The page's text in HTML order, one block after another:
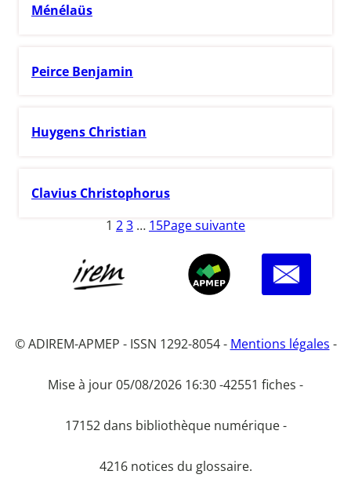
Ménélaüs
Peirce Benjamin
Huygens Christian
Clavius Christophorus
1 23 … 15Page suivante
© ADIREM-APMEP - ISSN 1292-8054 - Mentions légales -
Mise à jour 05/08/2026 16:30 -42551 fiches -
17152 dans bibliothèque numérique -
4216 notices du glossaire.